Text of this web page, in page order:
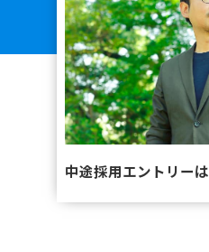
RECRUIT 採用情報
教育・キャリア
福利厚生
募集要項
中途採用エントリーは